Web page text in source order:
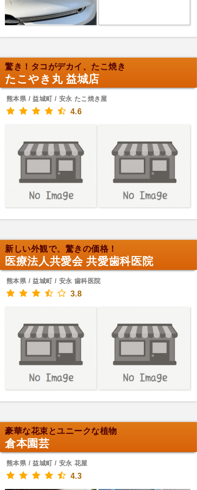
驚き！タコがデカイ、たこ焼き
たこやき丸 益城店
熊本県 / 益城町 / 安永 たこ焼き屋
4.6
新しい外観で、驚きの価格！
医療法人共愛会 共愛歯科医院
熊本県 / 益城町 / 安永 歯科医院
3.8
豪華な花束とユニークな植物
倉本園芸
熊本県 / 益城町 / 安永 花屋
4.3